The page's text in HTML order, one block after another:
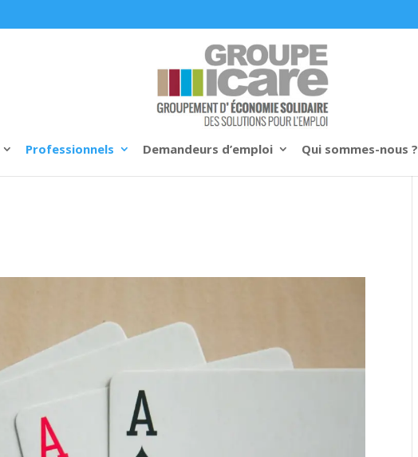
Professionnels Demandeurs d’emploi Qui sommes-nous ?